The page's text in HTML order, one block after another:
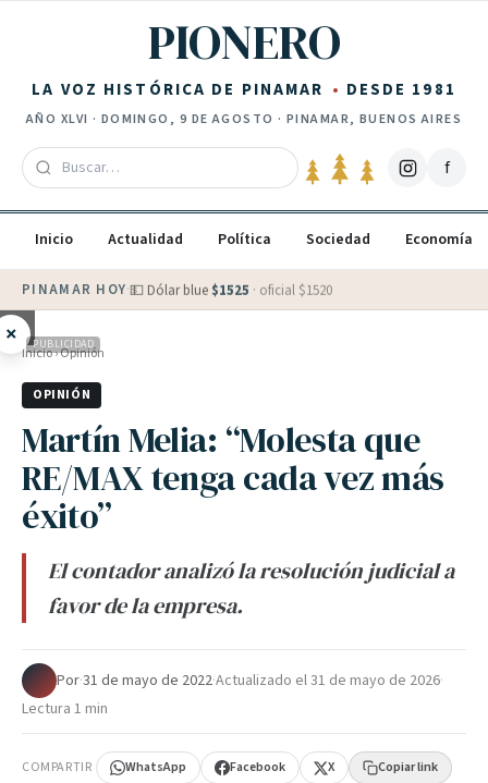
PIONERO
LA VOZ HISTÓRICA DE PINAMAR DESDE 1981
AÑO XLVI · DOMINGO, 9 DE AGOSTO · PINAMAR, BUENOS AIRES
f
Inicio Actualidad Política Sociedad Economía
PINAMAR HOY·💵 Dólar blue $1525 · oficial $1520
× PUBLICIDAD
Inicio›Opinión
OPINIÓN
Martín Melia: “Molesta que
RE/MAX tenga cada vez más
éxito”
El contador analizó la resolución judicial a
favor de la empresa.
Por·31 de mayo de 2022·Actualizado el31 de mayo de 2026·
Lectura 1 min
COMPARTIR WhatsApp Facebook X Copiar link